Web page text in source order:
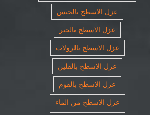
عزل الاسطح بالجبس
عزل الاسطح بالجير
عزل الاسطح بالرولات
عزل الاسطح بالفلين
عزل الاسطح بالفوم
عزل الاسطح من الماء